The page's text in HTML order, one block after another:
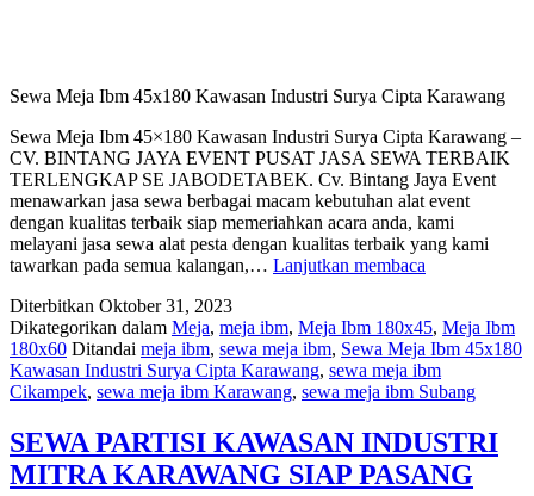
Sewa Meja Ibm 45x180 Kawasan Industri Surya Cipta Karawang
Sewa Meja Ibm 45×180 Kawasan Industri Surya Cipta Karawang –
CV. BINTANG JAYA EVENT PUSAT JASA SEWA TERBAIK
TERLENGKAP SE JABODETABEK. Cv. Bintang Jaya Event
menawarkan jasa sewa berbagai macam kebutuhan alat event
dengan kualitas terbaik siap memeriahkan acara anda, kami
melayani jasa sewa alat pesta dengan kualitas terbaik yang kami
tawarkan pada semua kalangan,… Lanjutkan membaca
45×180
Kawasan
Industri
Surya
Karawang
Diterbitkan Oktober 31, 2023
Dikategorikan dalam Meja, meja ibm, Meja Ibm 180x45, Meja Ibm
180x60 Ditandai meja ibm, sewa meja ibm, Sewa Meja Ibm 45x180
Kawasan Industri Surya Cipta Karawang, sewa meja ibm
Cikampek, sewa meja ibm Karawang, sewa meja ibm Subang
SEWA PARTISI KAWASAN INDUSTRI
MITRA KARAWANG SIAP PASANG